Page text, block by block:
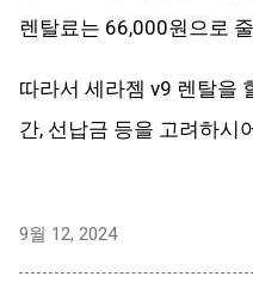
렌탈료는 66,000원으로
따라서 세라젬 v9 렌탈을
간, 선납금 등을 고려하시
9월 12, 2024